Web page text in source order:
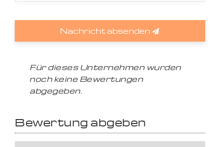
Nachricht absenden
Für dieses Unternehmen wurden
noch keine Bewertungen
abgegeben.
Bewertung abgeben